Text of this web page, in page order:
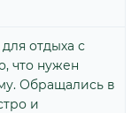
отдыха с
что нужен
Обращались в
и